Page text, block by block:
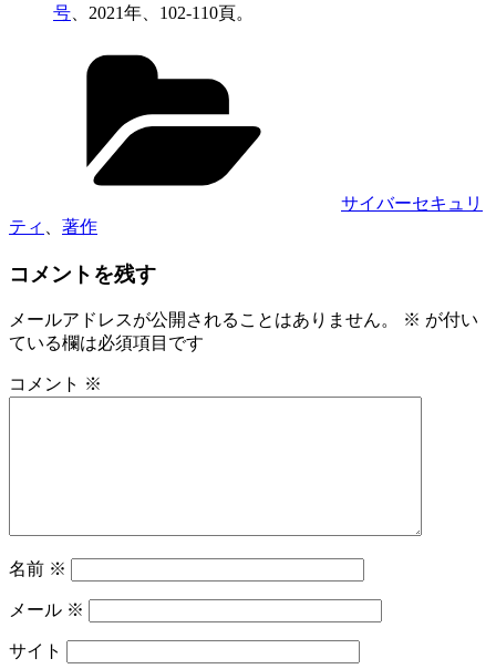
号 、2021年、102-110頁。
サイバーセキュリ
ティ
著作
コメントを残す
メールアドレスが公開されることはありません。 ※ が付い
ている欄は必須項目です
コメント ※
名前 ※
メール ※
サイト